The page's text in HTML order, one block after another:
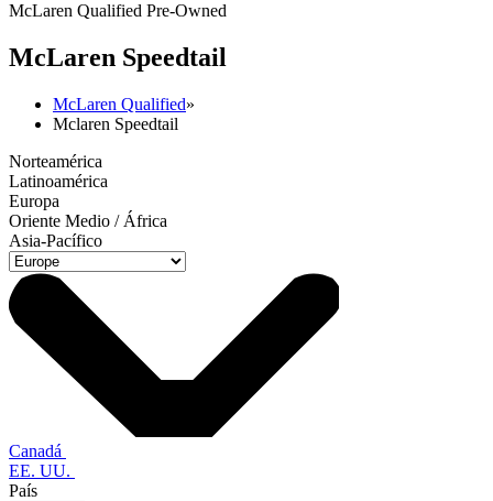
McLaren Qualified Pre-Owned
McLaren Speedtail
McLaren Qualified»
Mclaren Speedtail
Norteamérica
Latinoamérica
Europa
Oriente Medio / África
Asia-Pacífico
Canadá
EE. UU.
País